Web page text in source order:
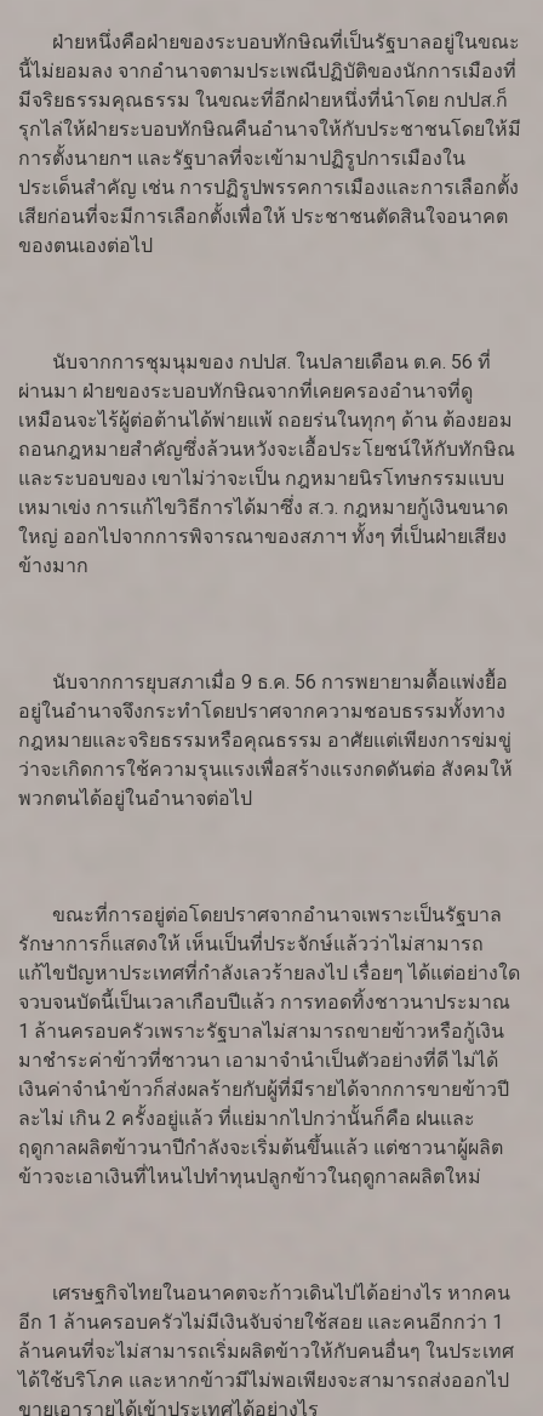
ฝ่ายหนึ่งคือฝ่ายของระบอบทักษิณที่เป็นรัฐบาลอยู่ในขณะ
นี้ไม่ยอมลง จากอำนาจตามประเพณีปฏิบัติของนักการเมืองที่
มีจริยธรรมคุณธรรม ในขณะที่อีกฝ่ายหนึ่งที่นำโดย กปปส.ก็
รุกไล่ให้ฝ่ายระบอบทักษิณคืนอำนาจให้กับประชาชนโดยให้มี
การตั้งนายกฯ และรัฐบาลที่จะเข้ามาปฏิรูปการเมืองใน
ประเด็นสำคัญ เช่น การปฏิรูปพรรคการเมืองและการเลือกตั้ง
เสียก่อนที่จะมีการเลือกตั้งเพื่อให้ ประชาชนตัดสินใจอนาคต
ของตนเองต่อไป
นับจากการชุมนุมของ กปปส. ในปลายเดือน ต.ค. 56 ที่
ผ่านมา ฝ่ายของระบอบทักษิณจากที่เคยครองอำนาจที่ดู
เหมือนจะไร้ผู้ต่อต้านได้พ่ายแพ้ ถอยร่นในทุกๆ ด้าน ต้องยอม
ถอนกฎหมายสำคัญซึ่งล้วนหวังจะเอื้อประโยชน์ให้กับทักษิณ
และระบอบของ เขาไม่ว่าจะเป็น กฎหมายนิรโทษกรรมแบบ
เหมาเข่ง การแก้ไขวิธีการได้มาซึ่ง ส.ว. กฎหมายกู้เงินขนาด
ใหญ่ ออกไปจากการพิจารณาของสภาฯ ทั้งๆ ที่เป็นฝ่ายเสียง
ข้างมาก
นับจากการยุบสภาเมื่อ 9 ธ.ค. 56 การพยายามดื้อแพ่งยื้อ
อยู่ในอำนาจจึงกระทำโดยปราศจากความชอบธรรมทั้งทาง
กฎหมายและจริยธรรมหรือคุณธรรม อาศัยแต่เพียงการข่มขู่
ว่าจะเกิดการใช้ความรุนแรงเพื่อสร้างแรงกดดันต่อ สังคมให้
พวกตนได้อยู่ในอำนาจต่อไป
ขณะที่การอยู่ต่อโดยปราศจากอำนาจเพราะเป็นรัฐบาล
รักษาการก็แสดงให้ เห็นเป็นที่ประจักษ์แล้วว่าไม่สามารถ
แก้ไขปัญหาประเทศที่กำลังเลวร้ายลงไป เรื่อยๆ ได้แต่อย่างใด
จวบจนบัดนี้เป็นเวลาเกือบปีแล้ว การทอดทิ้งชาวนาประมาณ
1 ล้านครอบครัวเพราะรัฐบาลไม่สามารถขายข้าวหรือกู้เงิน
มาชำระค่าข้าวที่ชาวนา เอามาจำนำเป็นตัวอย่างที่ดี ไม่ได้
เงินค่าจำนำข้าวก็ส่งผลร้ายกับผู้ที่มีรายได้จากการขายข้าวปี
ละไม่ เกิน 2 ครั้งอยู่แล้ว ที่แย่มากไปกว่านั้นก็คือ ฝนและ
ฤดูกาลผลิตข้าวนาปีกำลังจะเริ่มต้นขึ้นแล้ว แต่ชาวนาผู้ผลิต
ข้าวจะเอาเงินที่ไหนไปทำทุนปลูกข้าวในฤดูกาลผลิตใหม่
เศรษฐกิจไทยในอนาคตจะก้าวเดินไปได้อย่างไร หากคน
อีก 1 ล้านครอบครัวไม่มีเงินจับจ่ายใช้สอย และคนอีกกว่า 1
ล้านคนที่จะไม่สามารถเริ่มผลิตข้าวให้กับคนอื่นๆ ในประเทศ
ได้ใช้บริโภค และหากข้าวมีไม่พอเพียงจะสามารถส่งออกไป
ขายเอารายได้เข้าประเทศได้อย่างไร